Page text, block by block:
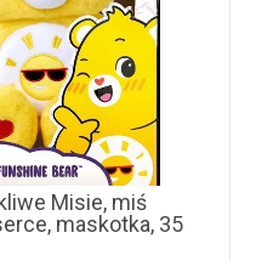
Misie, miś
maskotka, 35